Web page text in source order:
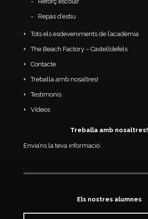
Repàs d’estiu
Tots els esdeveniments de l’acadèmia
The Beach Factory – Castelldefels
Contacte
Treballa amb nosaltres!
Testimonis
Vídeos
Treballa amb nosaltres!
Envia’ns la teva informació.
Els nostres alumnes